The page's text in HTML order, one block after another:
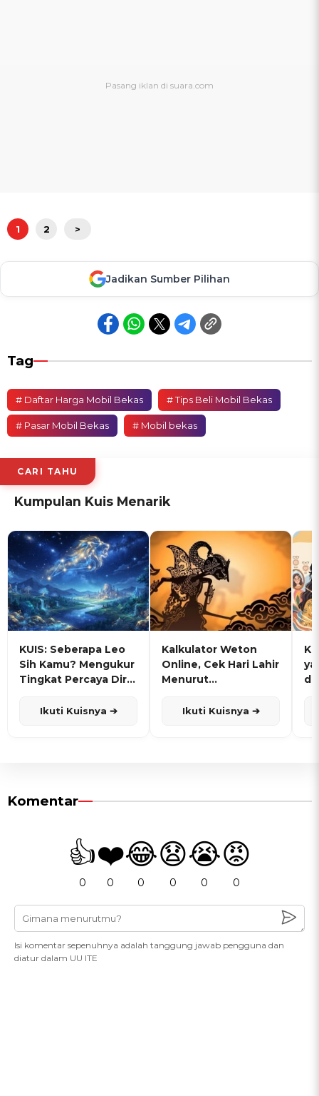
1 2 >
Jadikan Sumber Pilihan
Tag
# Daftar Harga Mobil Bekas # Tips Beli Mobil Bekas
# Pasar Mobil Bekas # Mobil bekas
CARI TAHU
Kumpulan Kuis Menarik
KUIS: Seberapa Leo
Sih Kamu? Mengukur
Tingkat Percaya Diri
Ikuti Kuisnya ➔
Kalkulator Weton
Online, Cek Hari Lahir
Menurut
Ikuti Kuisnya ➔
Komentar
👍
0
❤️
0
😂
0
😧
0
😭
0
😡
0
Isi komentar sepenuhnya adalah tanggung jawab pengguna dan
diatur dalam UU ITE